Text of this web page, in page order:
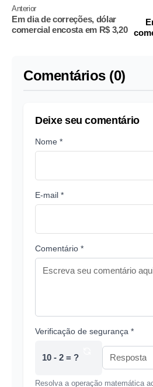
Anterior
Em dia de correções, dólar
comercial encosta em R$ 3,20
Comentários (0)
Deixe seu comentário
Nome *
E-mail *
Comentário *
Verificação de segurança *
10 - 2 = ?
Resolva a operação matemática